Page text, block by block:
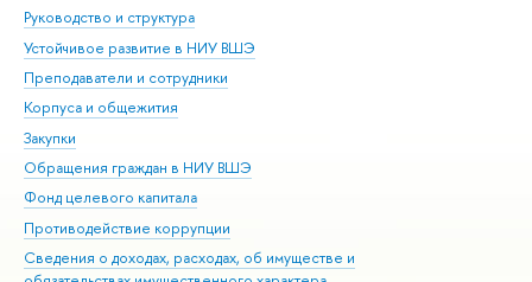
Руководство и структура
Устойчивое развитие в НИУ ВШЭ
Преподаватели и сотрудники
Корпуса и общежития
Закупки
Обращения граждан в НИУ ВШЭ
Фонд целевого капитала
Противодействие коррупции
Сведения о доходах, расходах, об имуществе и